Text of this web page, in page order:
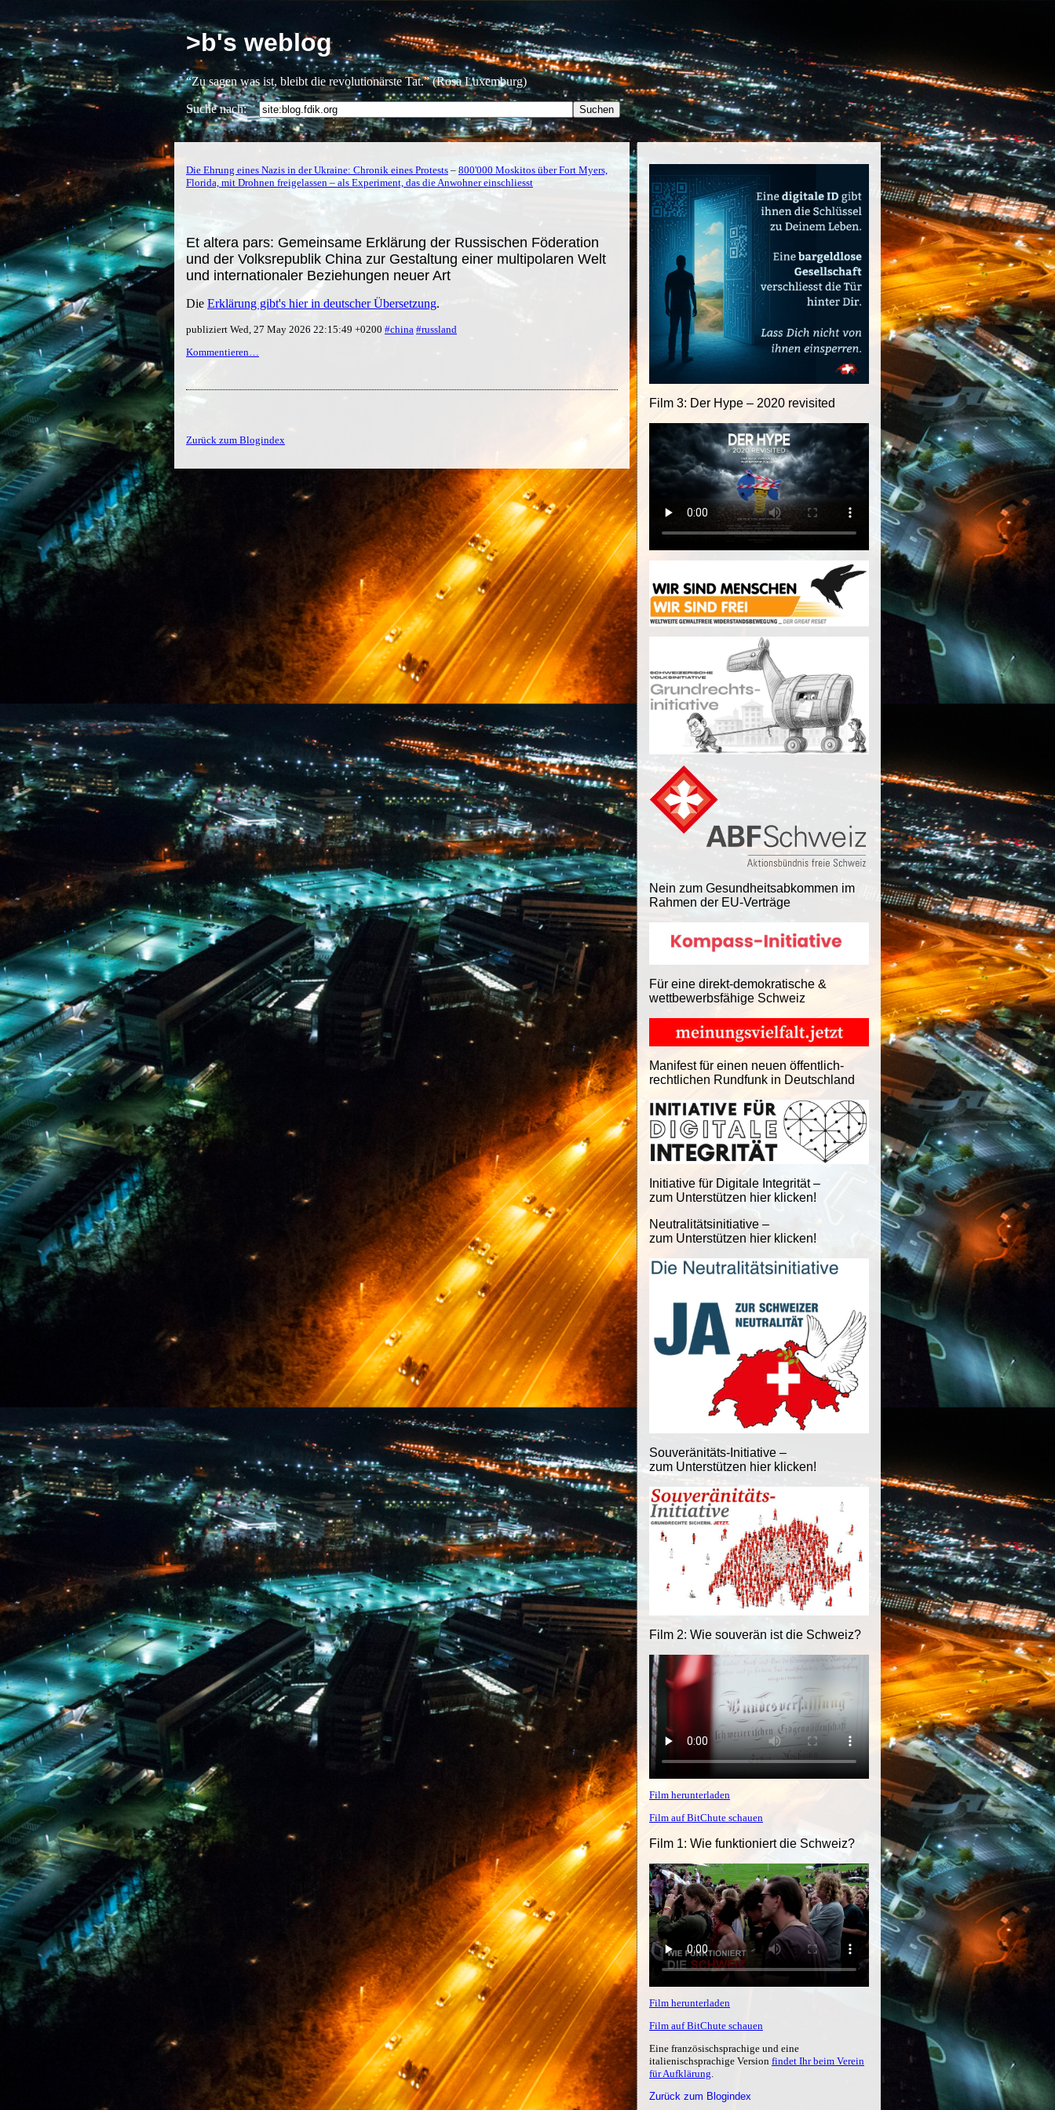
>b's weblog
“Zu sagen was ist, bleibt die revolutionärste Tat.” (Rosa Luxemburg)
Suche nach:
Film 3: Der Hype – 2020 revisited
Nein zum Gesundheitsabkommen im
Rahmen der EU-Verträge
Für eine direkt-demokratische &
wettbewerbsfähige Schweiz
Manifest für einen neuen öffentlich-
rechtlichen Rundfunk in Deutschland
Initiative für Digitale Integrität –
zum Unterstützen hier klicken!
Neutralitätsinitiative –
zum Unterstützen hier klicken!
Souveränitäts-Initiative –
zum Unterstützen hier klicken!
Film 2: Wie souverän ist die Schweiz?
Film herunterladen
Film auf BitChute schauen
Film 1: Wie funktioniert die Schweiz?
Film herunterladen
Film auf BitChute schauen
Eine französischsprachige und eine
italienischsprachige Version findet Ihr beim Verein
für Aufklärung.
Zurück zum Blogindex
Die Ehrung eines Nazis in der Ukraine: Chronik eines Protests – 800'000 Moskitos über Fort Myers,
Florida, mit Drohnen freigelassen – als Experiment, das die Anwohner einschliesst
Et altera pars: Gemeinsame Erklärung der Russischen Föderation
und der Volksrepublik China zur Gestaltung einer multipolaren Welt
und internationaler Beziehungen neuer Art
Die Erklärung gibt's hier in deutscher Übersetzung.
publiziert Wed, 27 May 2026 22:15:49 +0200 #china #russland
Kommentieren…
Zurück zum Blogindex